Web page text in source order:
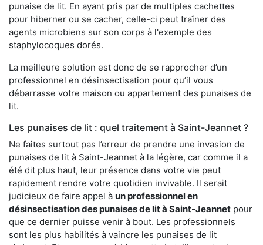
punaise de lit. En ayant pris par de multiples cachettes
pour hiberner ou se cacher, celle-ci peut traîner des
agents microbiens sur son corps à l'exemple des
staphylocoques dorés.
La meilleure solution est donc de se rapprocher d’un
professionnel en désinsectisation pour qu’il vous
débarrasse votre maison ou appartement des punaises de
lit.
Les punaises de lit : quel traitement à Saint-Jeannet ?
Ne faites surtout pas l’erreur de prendre une invasion de
punaises de lit à Saint-Jeannet à la légère, car comme il a
été dit plus haut, leur présence dans votre vie peut
rapidement rendre votre quotidien invivable. Il serait
judicieux de faire appel à un professionnel en
désinsectisation des punaises de lit à Saint-Jeannet pour
que ce dernier puisse venir à bout. Les professionnels
sont les plus habilités à vaincre les punaises de lit